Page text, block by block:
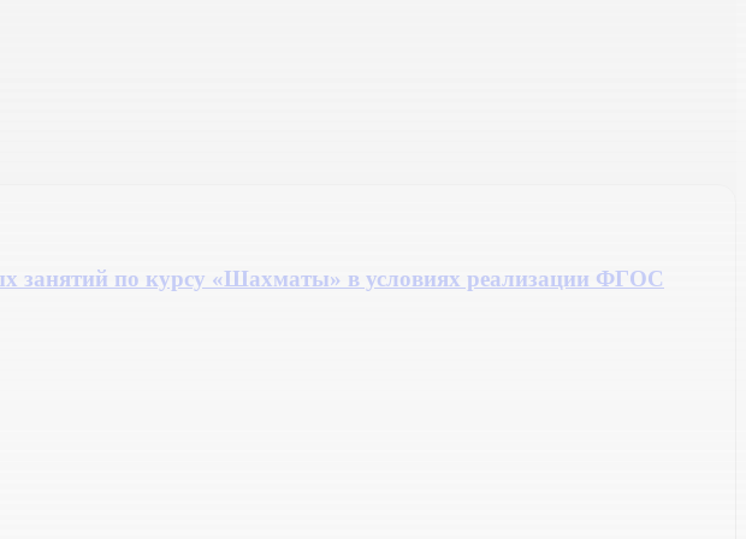
занятий по курсу «Шахматы» в условиях реализации ФГОС